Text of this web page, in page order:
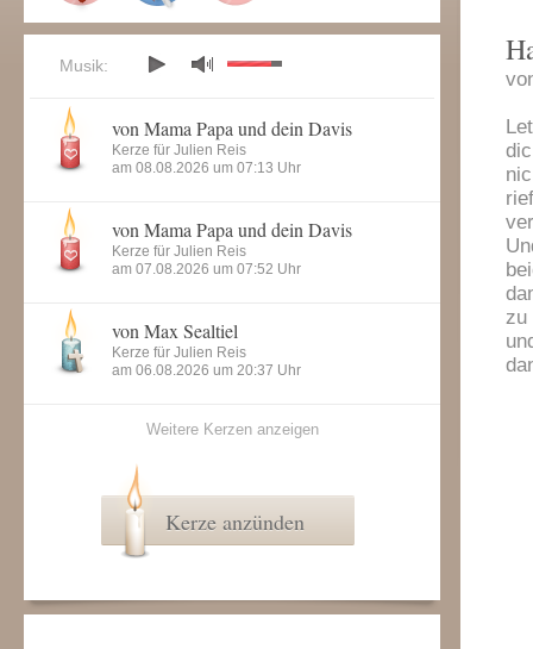
zu
Musik:
von Mama Papa und dein Davis
Kerze für Julien Reis
am 08.08.2026 um 07:13 Uhr
von Mama Papa und dein Davis
Kerze für Julien Reis
am 07.08.2026 um 07:52 Uhr
von Max Sealtiel
Kerze für Julien Reis
am 06.08.2026 um 20:37 Uhr
Weitere Kerzen anzeigen
Kerze anzünden